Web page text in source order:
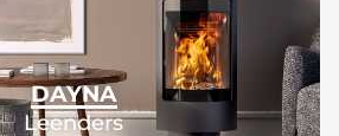
DAYNA
Leenders